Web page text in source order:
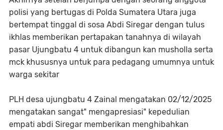
polisi yang bertugas di Polda Sumatera Utara juga
bertempat tinggal di sosa Abdi Siregar dengan tulus
ikhlas memberikan pertapakan tanahnya di wilayah
pasar Ujungbatu 4 untuk dibangun kan musholla serta
mck khususnya untuk para pedagang umumnya untuk
warga sekitar
PLH desa ujungbatu 4 Zainal mengatakan 02/12/2025
mengatakan sangat" mengapresiasi" kepedulian
empati abdi Siregar memberikan menghibahkan